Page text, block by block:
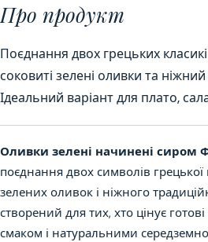
Про продукт
Поєднання двох грецьких
соковиті зелені оливки та
Ідеальний варіант для плато,
Оливки зелені начинені сиром
поєднання двох символів грецької
зелених оливок і ніжного
створений для тих, хто цінує
смаком і натуральними